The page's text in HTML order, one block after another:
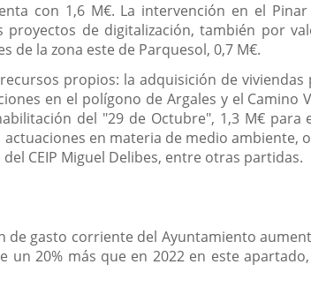
con 1,6 M€. La intervención en el
de digitalización, también por
de la zona este de Parquesol, 0,7 M€.
propios: la adquisición de
en el polígono de Argales y el
del "29 de Octubre", 1,3 M€
en materia de medio
CEIP Miguel Delibes, entre otras partidas.
gasto corriente del Ayuntamiento
un 20% más que en 2022 en este